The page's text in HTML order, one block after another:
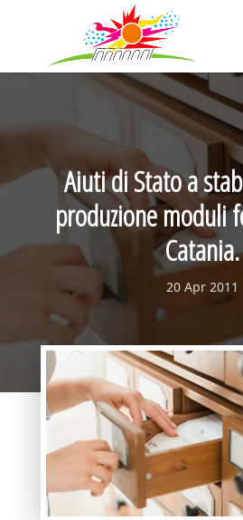
Aiuti di Stato a
produzione moduli
Catania.
20 Apr 2011